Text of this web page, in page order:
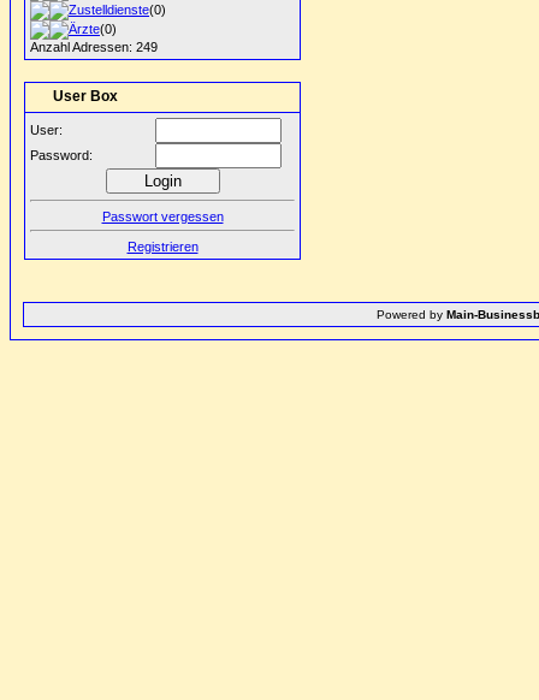
Zustelldienste(0)
Ärzte(0)
Anzahl Adressen: 249
User Box
User:
Password:
Passwort vergessen
Registrieren
Powered by Main-